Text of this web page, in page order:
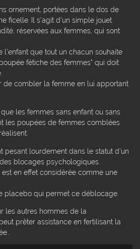
ornement, portées dans le dos de
ficelle. Il s'agit d'un simple jouet.
réservées aux femmes, qui sont
que tout un chacun souhaite
fétiche des femmes" qui doit
combler la femme en lui apportant
les femmes sans enfant ou sans
les poupées de femmes comblées
pesant lourdement dans le statut d'un
blocages psychologiques.
en effet considérée comme une
placebo qui permet ce déblocage.
les autres hommes de la
prêter assistance en fertilisant la